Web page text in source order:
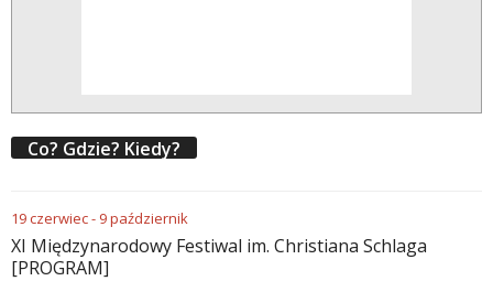
Co? Gdzie? Kiedy?
19czerwiec- 9październik
XI Międzynarodowy Festiwal im. Christiana Schlaga
[PROGRAM]